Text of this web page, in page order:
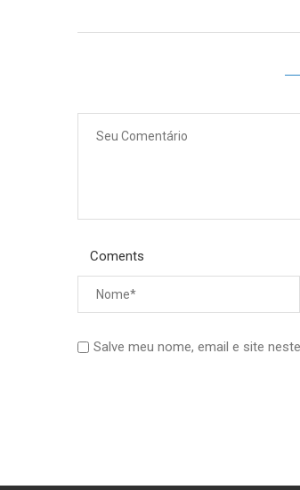
Coments
Salve meu nome, email e site